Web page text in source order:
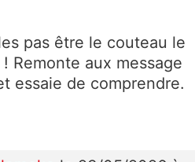
pas être le couteau le
Remonte aux message
essaie de comprendre.